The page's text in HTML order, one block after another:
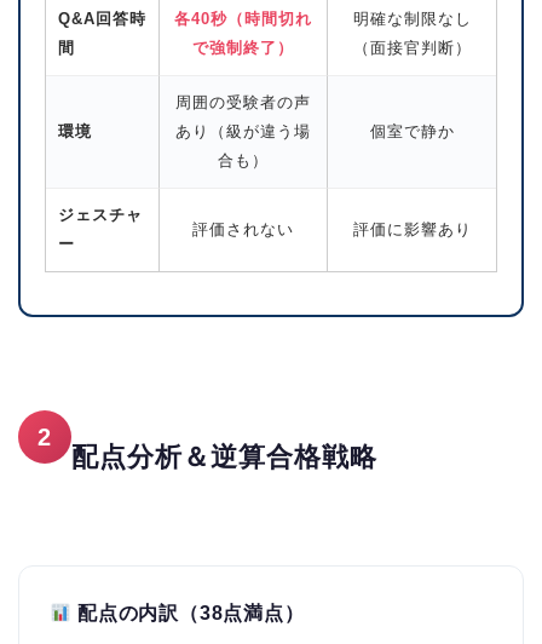
Q&A回答時
間
各40秒（時間切れ
で強制終了）
明確な制限なし
（面接官判断）
環境
周囲の受験者の声
あり（級が違う場
合も）
個室で静か
ジェスチャ
ー
評価されない 評価に影響あり
2
配点分析＆逆算合格戦略
配点の内訳（38点満点）